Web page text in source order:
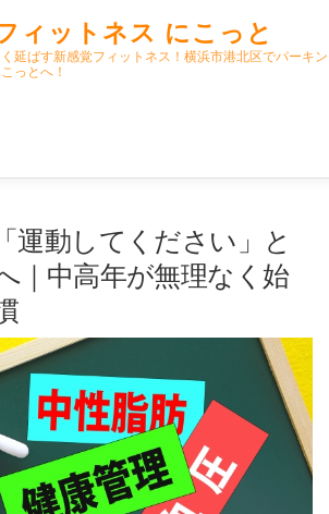
ィットネス にこっと
延ばす新感覚フィットネス！横浜市港北区でパーキ
っとへ！
ンラインクラス(GOOGLE MEET)
脳トレプリント スタッフ紹介／求人情報
アクセス・お問合せ コラム パ
運動してください」と
｜中高年が無理なく始